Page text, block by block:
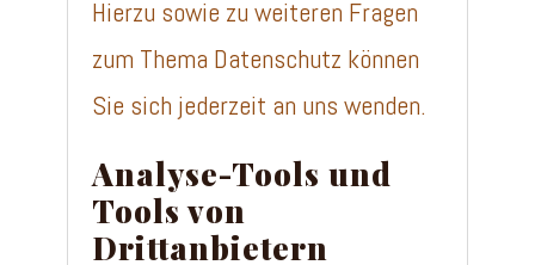
Hierzu sowie zu weiteren Fragen
zum Thema Datenschutz können
Sie sich jederzeit an uns wenden.
Analyse-Tools und
Tools von
Drittanbietern